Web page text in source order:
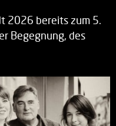
2026 bereits zum 5.
Begegnung, des